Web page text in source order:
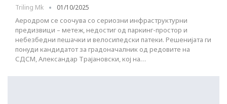
Triling Mk 01/10/2025
Аеродром се соочува со сериозни инфраструктурни
предизвици – метеж, недостиг од паркинг-простор и
небезбедни пешачки и велосипедски патеки. Решенијата ги
понуди кандидатот за градоначалник од редовите на
СДСМ, Александар Трајановски, кој на…